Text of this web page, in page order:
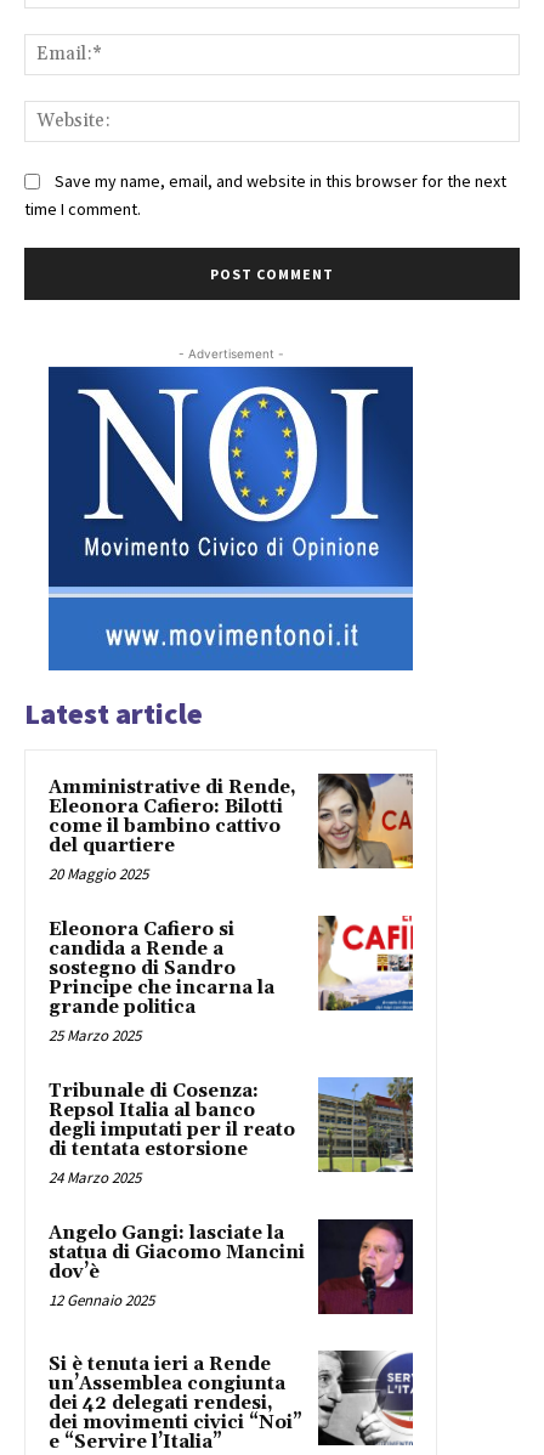
Save my name, email, and website in this browser for the next
time I comment.
- Advertisement -
Latest article
Amministrative di Rende,
Eleonora Cafiero: Bilotti
come il bambino cattivo
del quartiere
20 Maggio 2025
Eleonora Cafiero si
candida a Rende a
sostegno di Sandro
Principe che incarna la
grande politica
25 Marzo 2025
Tribunale di Cosenza:
Repsol Italia al banco
degli imputati per il reato
di tentata estorsione
24 Marzo 2025
Angelo Gangi: lasciate la
statua di Giacomo Mancini
dov’è
12 Gennaio 2025
Si è tenuta ieri a Rende
un’Assemblea congiunta
dei 42 delegati rendesi,
dei movimenti civici “Noi”
e “Servire l’Italia”